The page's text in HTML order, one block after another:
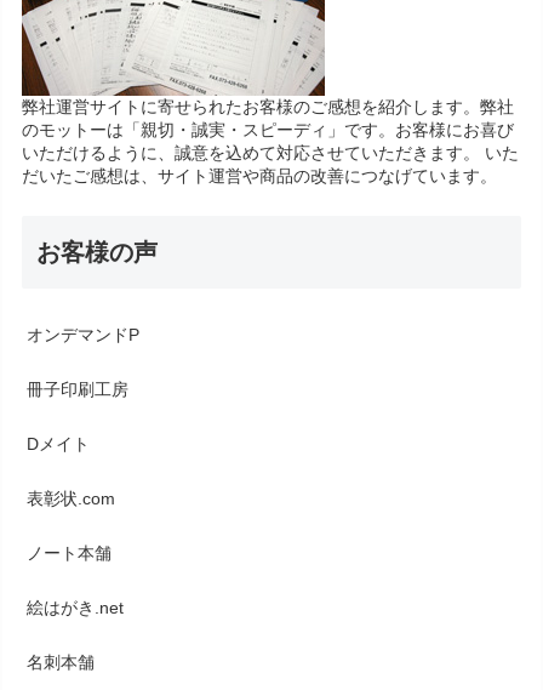
弊社運営サイトに寄せられたお客様のご感想を紹介します。弊社
のモットーは「親切・誠実・スピーディ」です。お客様にお喜び
いただけるように、誠意を込めて対応させていただきます。 いた
だいたご感想は、サイト運営や商品の改善につなげています。
お客様の声
オンデマンドP
冊子印刷工房
Dメイト
表彰状.com
ノート本舗
絵はがき.net
名刺本舗